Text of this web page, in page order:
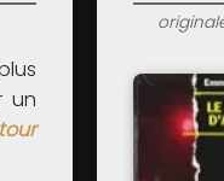
un